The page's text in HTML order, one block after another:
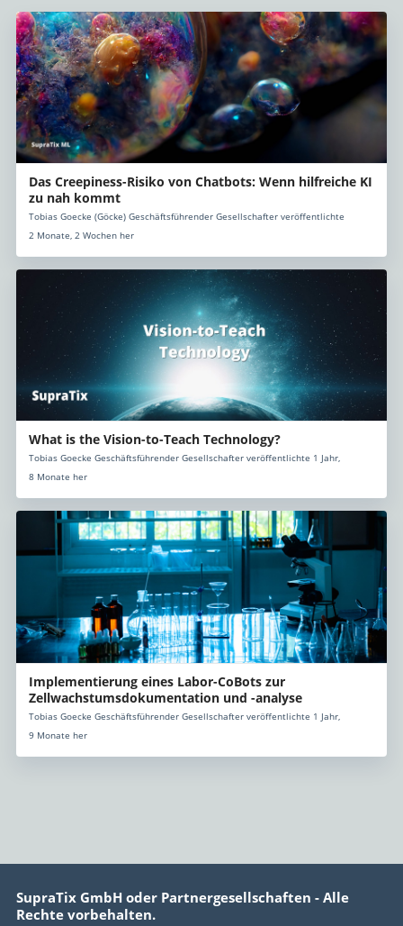
Das Creepiness-Risiko von Chatbots: Wenn hilfreiche KI
zu nah kommt
Tobias Goecke (Göcke) Geschäftsführender Gesellschafter veröffentlichte
2 Monate, 2 Wochen her
What is the Vision-to-Teach Technology?
Tobias Goecke Geschäftsführender Gesellschafter veröffentlichte 1 Jahr,
8 Monate her
Implementierung eines Labor-CoBots zur
Zellwachstumsdokumentation und -analyse
Tobias Goecke Geschäftsführender Gesellschafter veröffentlichte 1 Jahr,
9 Monate her
SupraTix GmbH oder Partnergesellschaften - Alle
Rechte vorbehalten.